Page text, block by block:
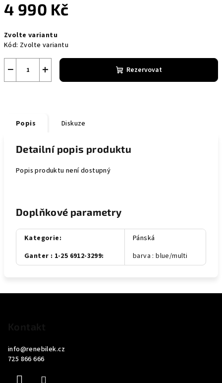
4 990 Kč
cena:
Zvolte variantu
Kód: Zvolte variantu
+
− Rezervovat
Popis Diskuze
Detailní popis produktu
Popis produktu není dostupný
Doplňkové parametry
Kategorie:
Pánská
Ganter : 1-25 6912-3299: barva : blue/multi
info@renebilek.cz
725 866 666